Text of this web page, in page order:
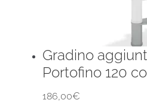
Gradino
Portofino 120
186,00€